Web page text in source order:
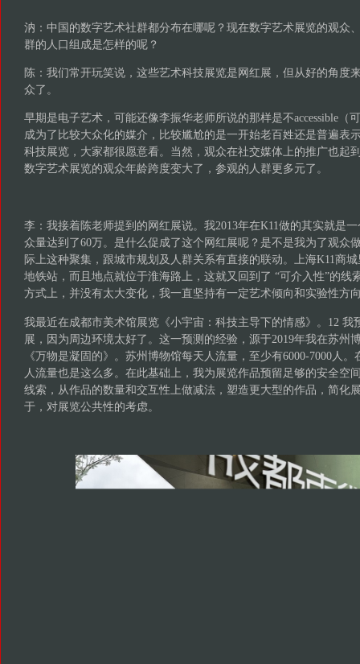
汭：中国的数字艺术社群都分布在哪呢？现在数字艺术展览的观众
群的人口组成是怎样的呢？
陈：我们常开玩笑说，这些艺术科技展览是网红展，但从好的角度
众了。
早期是电子艺术，可能还像李振华老师所说的那样是不accessible（
成为了比较大众化的媒介，比较尴尬的是一开始老百姓还是普遍表
科技展览，大家都很愿意看。当然，观众在社交媒体上的推广也起
数字艺术展览的观众年龄跨度变大了，参观的人群更多元了。
李：我接着陈老师提到的网红展说。我2013年在K11做的其实就是
众量达到了60万。是什么促成了这个网红展呢？是不是我为了观众
际上这种聚集，跟城市规划及人群关系有直接的联动。上海K11商
地铁站，而且地点就位于淮海路上，这就又回到了 “可介入性”的线
方式上，并没有太大变化，我一直坚持有一定艺术倾向和实验性方
我最近在成都市美术馆展览《小宇宙：科技主导下的情感》。12 我
展，因为周边环境太好了。这一预测的经验，源于2019年我在苏州
《万物是凝固的》。苏州博物馆每天人流量，至少有6000-7000人
人流量也是这么多。在此基础上，我为展览作品预留足够的安全空
线索，从作品的数量和交互性上做减法，塑造更大型的作品，简化
于，对展览公共性的考虑。